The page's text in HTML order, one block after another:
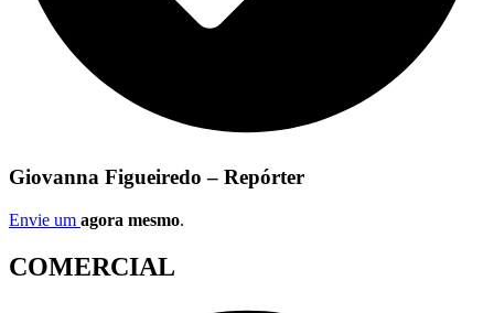
Giovanna Figueiredo – Repórter
Envie um agora mesmo.
COMERCIAL